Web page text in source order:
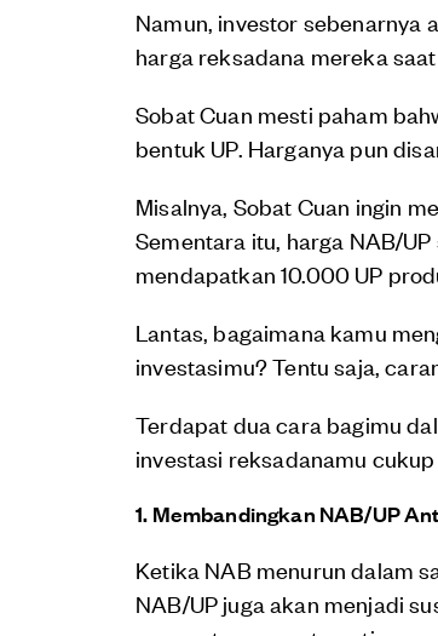
Namun, investor sebenarnya
harga reksadana mereka
Sobat Cuan mesti paham
bentuk UP. Harganya pun
Misalnya, Sobat Cuan ingin
Sementara itu, harga NAB/
mendapatkan 10.000 UP
Lantas, bagaimana kamu
investasimu? Tentu saja,
Terdapat dua cara bagimu
investasi reksadanamu
1. Membandingkan NAB/UP
Ketika NAB menurun dalam
NAB/UP juga akan menjadi